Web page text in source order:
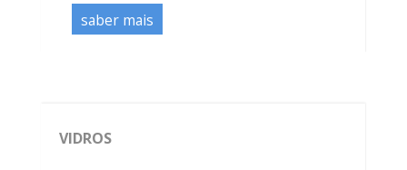
saber mais
VIDROS